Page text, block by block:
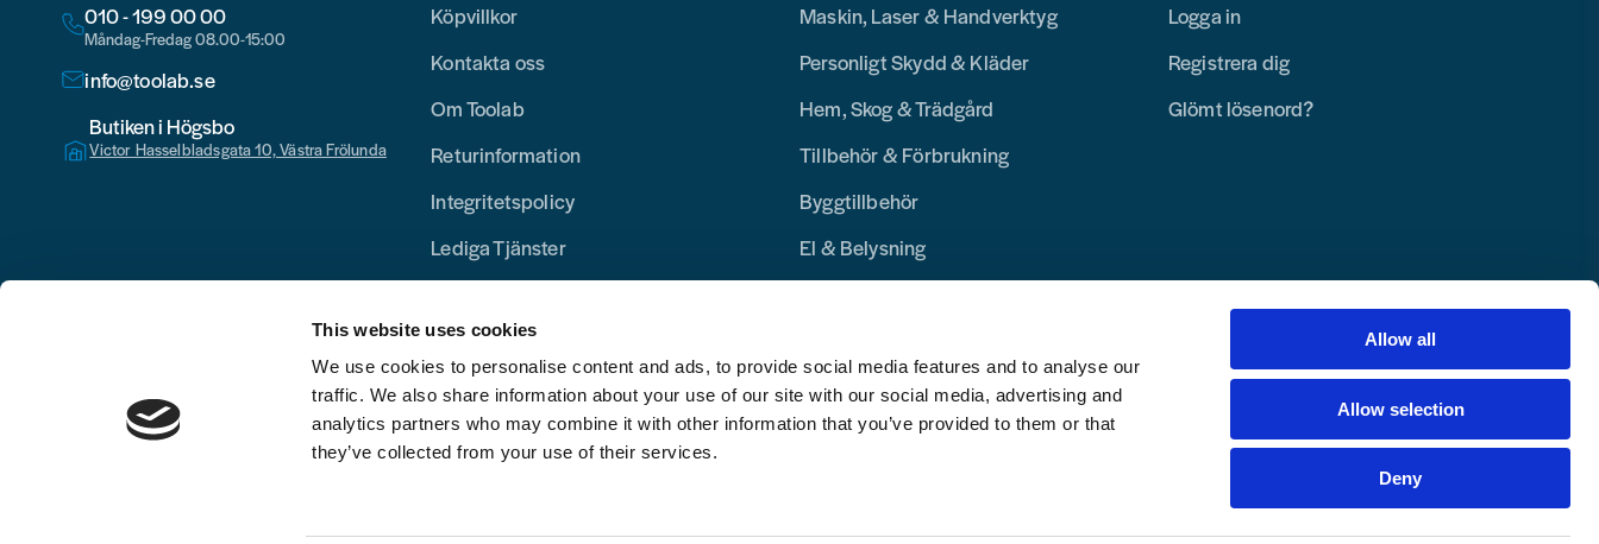
This website uses cookies
We use cookies to personalise content and ads, to provide social media features and to analyse our
traffic. We also share information about your use of our site with our social media, advertising and
analytics partners who may combine it with other information that you’ve provided to them or that
they’ve collected from your use of their services.
Allow all
Allow selection
Deny
010 - 199 00 00
Måndag-Fredag 08.00-15:00
info@toolab.se
Butiken i Högsbo
Victor Hasselbladsgata 10, Västra Frölunda
Köpvillkor
Kontakta oss
Om Toolab
Returinformation
Integritetspolicy
Lediga Tjänster
Maskin, Laser & Handverktyg
Personligt Skydd & Kläder
Hem, Skog & Trädgård
Tillbehör & Förbrukning
Byggtillbehör
El & Belysning
Logga in
Registrera dig
Glömt lösenord?
Copyright © 2025 Toolab Verktyg AB.